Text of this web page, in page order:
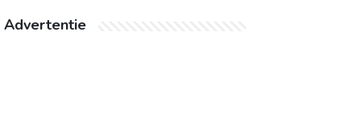
Advertentie